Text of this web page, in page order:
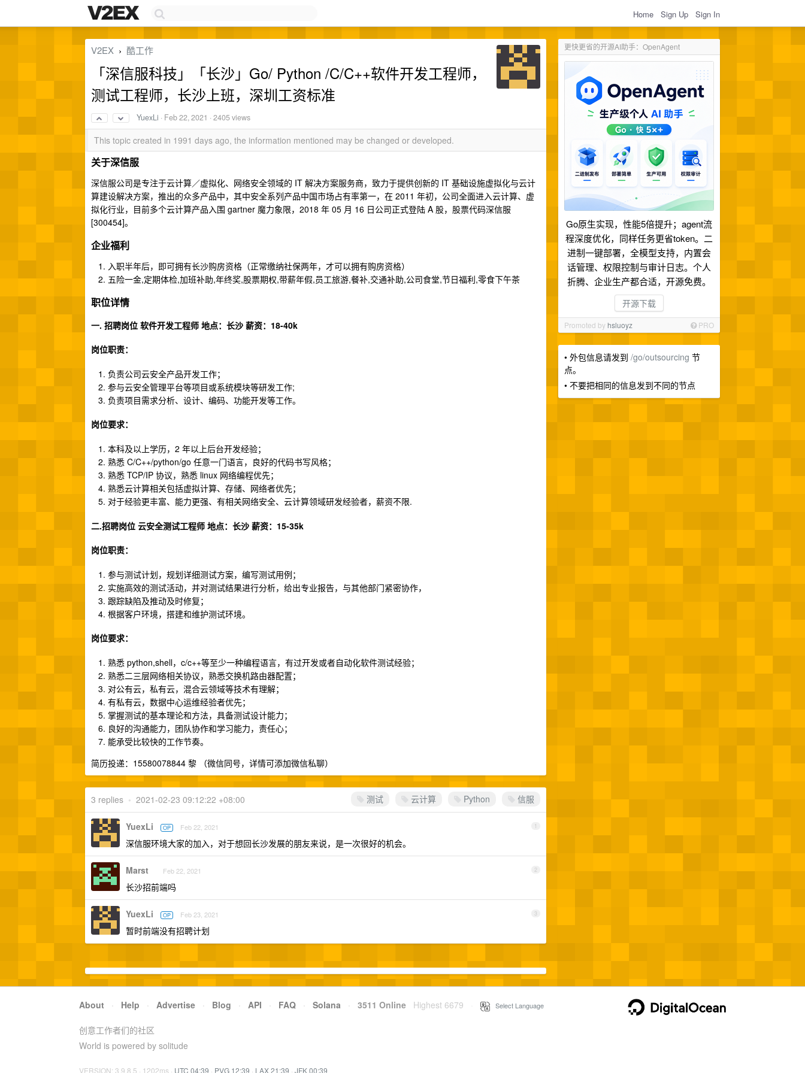
Home Sign Up Sign In
更快更省的开源AI助手：OpenAgent
Go原生实现，性能5倍提升；agent流
程深度优化，同样任务更省token。二
进制一键部署，全模型支持，内置会
话管理、权限控制与审计日志。个人
折腾、企业生产都合适，开源免费。
开源下载
Promoted by hsluoyz PRO
• 外包信息请发到 /go/outsourcing 节
点。
• 不要把相同的信息发到不同的节点
V2EX › 酷工作
「深信服科技」「长沙」Go/ Python /C/C++软件开发工程师，
测试工程师，长沙上班，深圳工资标准
YuexLi · Feb 22, 2021 · 2405 views
This topic created in 1991 days ago, the information mentioned may be changed or developed.
关于深信服
深信服公司是专注于云计算／虚拟化、网络安全领域的 IT 解决方案服务商，致力于提供创新的 IT 基础设施虚拟化与云计
算建设解决方案，推出的众多产品中，其中安全系列产品中国市场占有率第一，在 2011 年初，公司全面进入云计算、虚
拟化行业，目前多个云计算产品入围 gartner 魔力象限，2018 年 05 月 16 日公司正式登陆 A 股，股票代码深信服
[300454]。
企业福利
入职半年后，即可拥有长沙购房资格（正常缴纳社保两年，才可以拥有购房资格）
五险一金,定期体检,加班补助,年终奖,股票期权,带薪年假,员工旅游,餐补,交通补助,公司食堂,节日福利,零食下午茶
职位详情
一. 招聘岗位 软件开发工程师 地点：长沙 薪资：18-40k
岗位职责：
负责公司云安全产品开发工作；
参与云安全管理平台等项目或系统模块等研发工作;
负责项目需求分析、设计、编码、功能开发等工作。
岗位要求：
本科及以上学历，2 年以上后台开发经验；
熟悉 C/C++/python/go 任意一门语言，良好的代码书写风格；
熟悉 TCP/IP 协议，熟悉 linux 网络编程优先；
熟悉云计算相关包括虚拟计算、存储、网络者优先；
对于经验更丰富、能力更强、有相关网络安全、云计算领域研发经验者，薪资不限.
二.招聘岗位 云安全测试工程师 地点：长沙 薪资：15-35k
岗位职责：
参与测试计划，规划详细测试方案，编写测试用例；
实施高效的测试活动，并对测试结果进行分析，给出专业报告，与其他部门紧密协作，
跟踪缺陷及推动及时修复；
根据客户环境，搭建和维护测试环境。
岗位要求：
熟悉 python,shell，c/c++等至少一种编程语言，有过开发或者自动化软件测试经验；
熟悉二三层网络相关协议，熟悉交换机路由器配置；
对公有云，私有云，混合云领域等技术有理解；
有私有云，数据中心运维经验者优先；
掌握测试的基本理论和方法，具备测试设计能力；
良好的沟通能力，团队协作和学习能力，责任心；
能承受比较快的工作节奏。
简历投递：15580078844 黎 （微信同号，详情可添加微信私聊）
测试 云计算 Python 信服
3 replies • 2021-02-23 09:12:22 +08:00
1
YuexLi OP Feb 22, 2021
深信服环境大家的加入，对于想回长沙发展的朋友来说，是一次很好的机会。
2
Marst Feb 22, 2021
长沙招前端吗
3
YuexLi OP Feb 23, 2021
暂时前端没有招聘计划
About · Help · Advertise · Blog · API · FAQ · Solana · 3511 Online Highest 6679 Select Language
创意工作者们的社区
World is powered by solitude
VERSION: 3.9.8.5 · 1202ms · UTC 04:39 · PVG 12:39 · LAX 21:39 · JFK 00:39